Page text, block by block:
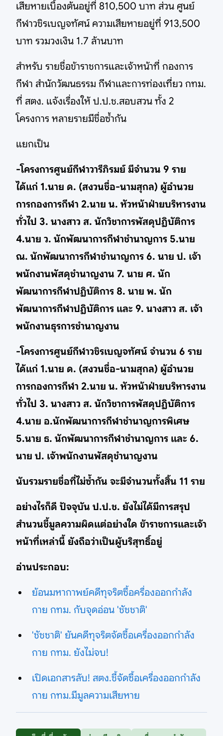
เสียหายเบื้องต้นอยู่ที่ 810,500 บาท ส่วน ศูนย์
กีฬาวชิรเบญจทัศน์ ความเสียหายอยู่ที่ 913,500
บาท รวมวงเงิน 1.7 ล้านบาท
สำหรับ รายชื่อข้าราชการและเจ้าหน้าที่ กองการ
กีฬา สำนักวัฒนธรรม กีฬาและการท่องเที่ยว กทม.
ที่ สตง. แจ้งเรื่องให้ ป.ป.ช.สอบสวน ทั้ง 2
โครงการ หลายรายมีชื่อซ้ำกัน
แยกเป็น
-โครงการศูนย์กีฬาวารีภิรมย์ มีจำนวน 9 ราย
ได้แก่ 1.นาย ด. (สงวนชื่อ-นามสุกล) ผู้อำนวย
การกองการกีฬา 2.นาย น. หัวหน้าฝ่ายบริหารงาน
ทั่วไป 3. นางสาว ส. นักวิชาการพัสดุปฏิบัติการ
4.นาย ว. นักพัฒนาการกีฬาชำนาญการ 5.นาย
ณ. นักพัฒนาการกีฬาชำนาญการ 6. นาย ป. เจ้า
พนักงานพัสดุชำนาญงาน 7. นาย ศ. นัก
พัฒนาการกีฬาปฏิบัติการ 8. นาย พ. นัก
พัฒนาการกีฬาปฏิบัติการ และ 9. นางสาว ส. เจ้า
พนักงานธุรการชำนาญงาน
-โครงการศูนย์กีฬาวชิรเบญจทัศน์ จำนวน 6 ราย
ได้แก่ 1.นาย ด. (สงวนชื่อ-นามสุกล) ผู้อำนวย
การกองการกีฬา 2.นาย น. หัวหน้าฝ่ายบริหารงาน
ทั่วไป 3. นางสาว ส. นักวิชาการพัสดุปฏิบัติการ
4.นาย อ.นักพัฒนาการกีฬาชำนาญการพิเศษ
5.นาย ธ. นักพัฒนาการกีฬาชำนาญการ และ 6.
นาย ป. เจ้าพนักงานพัสดุชำนาญงาน
นับรวมรายชื่อที่ไม่ซ้ำกัน จะมีจำนวนทั้งสิ้น 11 ราย
อย่างไรก็ดี ปัจจุบัน ป.ป.ช. ยังไม่ได้มีการสรุป
สำนวนชี้มูลความผิดแต่อย่างใด ข้าราชการและเจ้า
หน้าที่เหล่านี้ ยังถือว่าเป็นผู้บริสุทธิ์อยู่
อ่านประกอบ:
ย้อนมหากาพย์คดีทุจริตซื้อครื่องออกกำลัง
กาย กทม. กับจุดอ่อน 'ชัชชาติ'
'ชัชชาติ' ยันคดีทุจริตจัดซื้อเครื่องออกกำลัง
กาย กทม. ยังไม่จบ!
เปิดเอกสารลับ! สตง.ชี้จัดซื้อเครื่องออกกำลัง
กาย กทม.มีมูลความเสียหาย